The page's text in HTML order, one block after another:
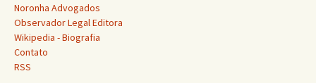
posts
Noronha Advogados
Observador Legal Editora
Wikipedia - Biografia
Contato
RSS